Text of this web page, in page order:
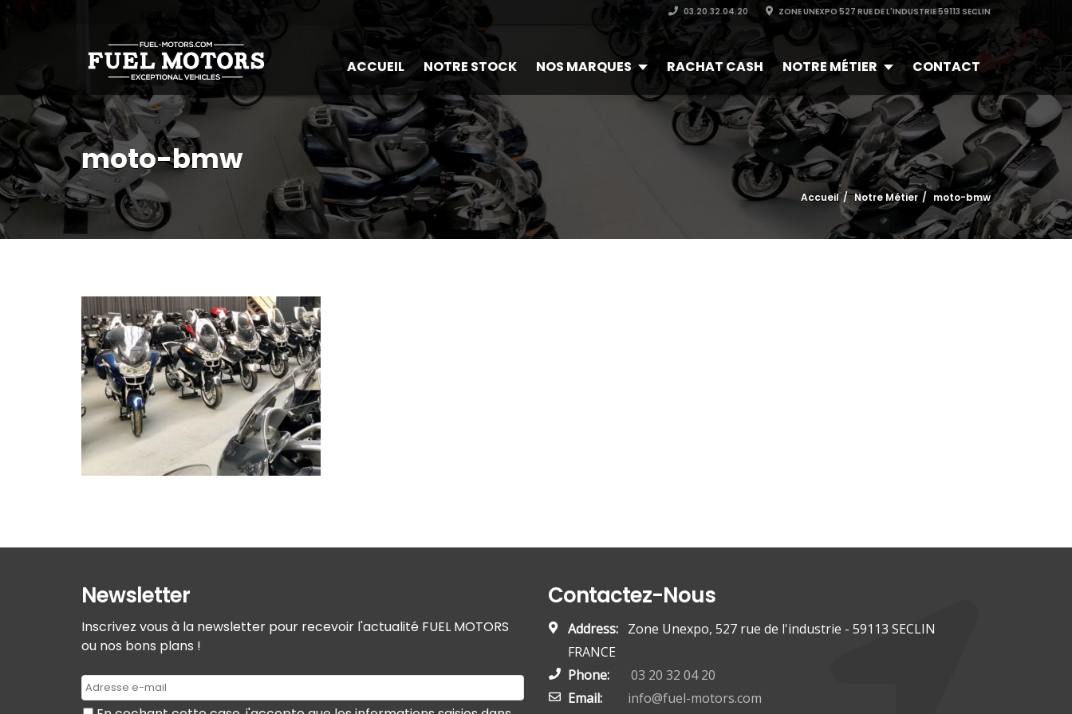
03.20.32.04.20 ZONE UNEXPO 527 RUE DE L'INDUSTRIE 59113 SECLIN
ACCUEIL NOTRE STOCK NOS MARQUES RACHAT CASH NOTRE MÉTIER CONTACT
moto-bmw
Accueil Notre Métier moto-bmw
Newsletter
Inscrivez vous à la newsletter pour recevoir l'actualité FUEL MOTORS
ou nos bons plans !
Contactez-Nous
Address: Zone Unexpo, 527 rue de l'industrie - 59113 SECLIN
FRANCE
Phone:
03 20 32 04 20
Email:
info@fuel-motors.com